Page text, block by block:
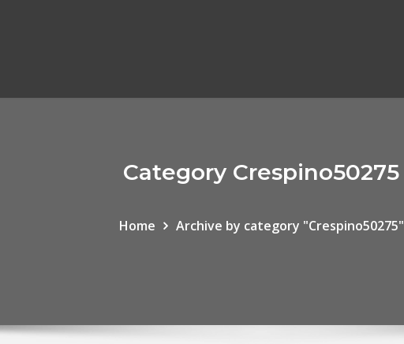
Category Crespino50275
Home Archive by category "Crespino50275"